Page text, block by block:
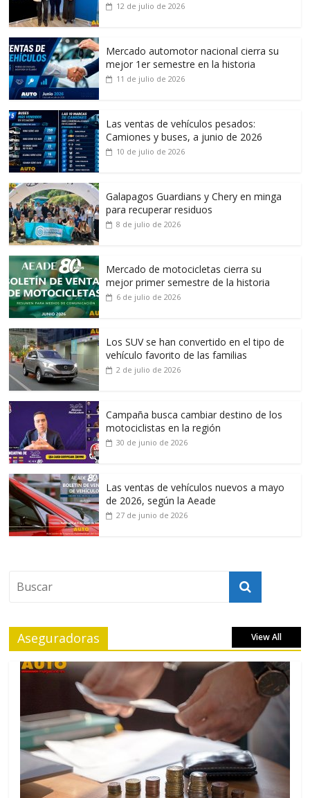
12 de julio de 2026
Mercado automotor nacional cierra su
mejor 1er semestre en la historia
11 de julio de 2026
Las ventas de vehículos pesados:
Camiones y buses, a junio de 2026
10 de julio de 2026
Galapagos Guardians y Chery en minga
para recuperar residuos
8 de julio de 2026
Mercado de motocicletas cierra su
mejor primer semestre de la historia
6 de julio de 2026
Los SUV se han convertido en el tipo de
vehículo favorito de las familias
2 de julio de 2026
Campaña busca cambiar destino de los
motociclistas en la región
30 de junio de 2026
Las ventas de vehículos nuevos a mayo
de 2026, según la Aeade
27 de junio de 2026
Aseguradoras View All